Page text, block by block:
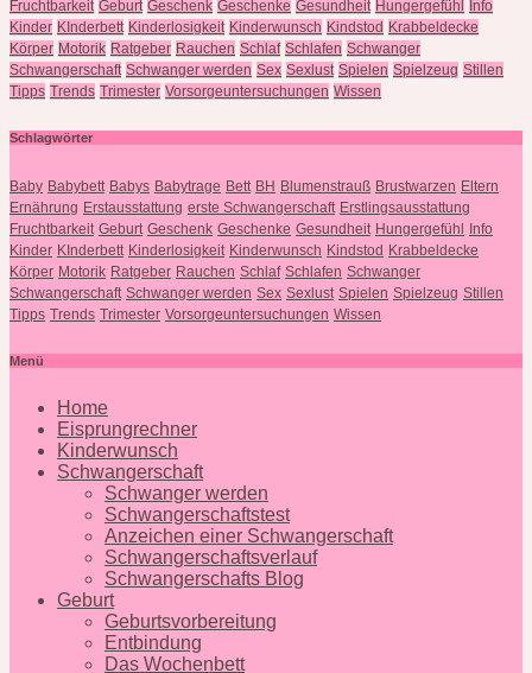
Fruchtbarkeit Geburt Geschenk Geschenke Gesundheit Hungergefühl
Info
Kinder KInderbett Kinderlosigkeit Kinderwunsch Kindstod Krabbeldecke
Körper Motorik Ratgeber Rauchen Schlaf Schlafen Schwanger
Schwangerschaft Schwanger werden Sex Sexlust Spielen Spielzeug Stillen
Tipps Trends Trimester Vorsorgeuntersuchungen Wissen
Schlagwörter
Baby Babybett Babys Babytrage Bett BH Blumenstrauß Brustwarzen Eltern
Ernährung Erstausstattung erste Schwangerschaft Erstlingsausstattung
Fruchtbarkeit Geburt Geschenk Geschenke Gesundheit Hungergefühl
Info
Kinder KInderbett Kinderlosigkeit Kinderwunsch Kindstod Krabbeldecke
Körper Motorik Ratgeber Rauchen Schlaf Schlafen Schwanger
Schwangerschaft Schwanger werden Sex Sexlust Spielen Spielzeug Stillen
Tipps Trends Trimester Vorsorgeuntersuchungen Wissen
Menü
Home
Eisprungrechner
Kinderwunsch
Schwangerschaft
Schwanger werden
Schwangerschaftstest
Anzeichen einer Schwangerschaft
Schwangerschaftsverlauf
Schwangerschafts Blog
Geburt
Geburtsvorbereitung
Entbindung
Das Wochenbett